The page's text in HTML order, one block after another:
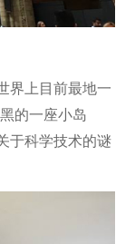
上目前最地一
的一座小岛
于科学技术的谜